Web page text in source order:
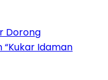
Dorong
Idaman